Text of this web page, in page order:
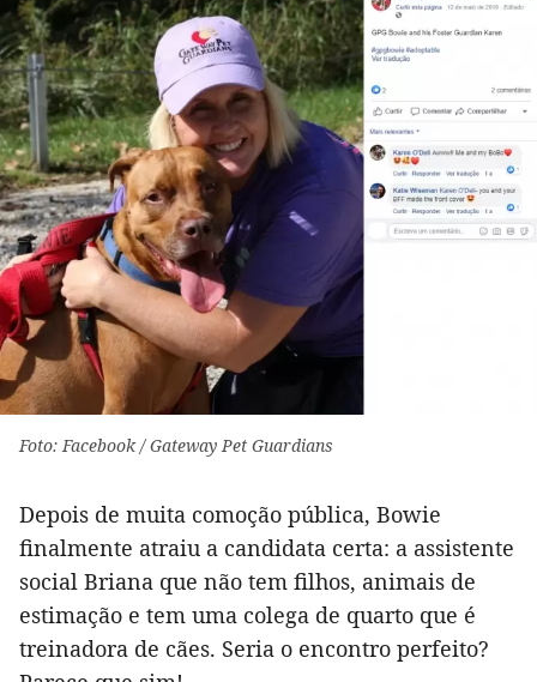
Foto: Facebook / Gateway Pet Guardians
Depois de muita comoção pública, Bowie
finalmente atraiu a candidata certa: a assistente
social Briana que não tem filhos, animais de
estimação e tem uma colega de quarto que é
treinadora de cães. Seria o encontro perfeito?